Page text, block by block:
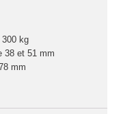
300 kg
38 et 51 mm
mm